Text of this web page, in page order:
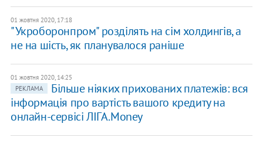
01 жовтня 2020, 17:18
"Укроборонпром" розділять на сім холдингів, а
не на шість, як планувалося раніше
01 жовтня 2020, 14:25
РЕКЛАМА
Більше ніяких прихованих платежів: вся
інформація про вартість вашого кредиту на
онлайн-сервісі ЛІГА.Money